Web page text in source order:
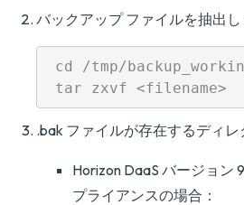
バックアップ ファイルを抽出し
cd /tmp/
.bak ファイルが存在するディ
Horizon DaaS バージョン
プライアンスの場合：